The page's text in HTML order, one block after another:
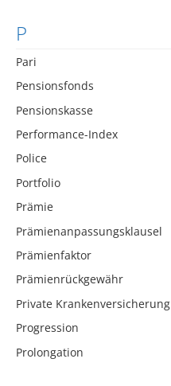
P
Pari
Pensionsfonds
Pensionskasse
Performance-Index
Police
Portfolio
Prämie
Prämienanpassungsklausel
Prämienfaktor
Prämienrückgewähr
Private Krankenversicherung
Progression
Prolongation